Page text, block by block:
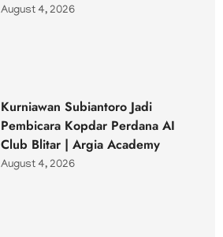
August 4, 2026
Kurniawan Subiantoro Jadi
Pembicara Kopdar Perdana AI
Club Blitar | Argia Academy
August 4, 2026